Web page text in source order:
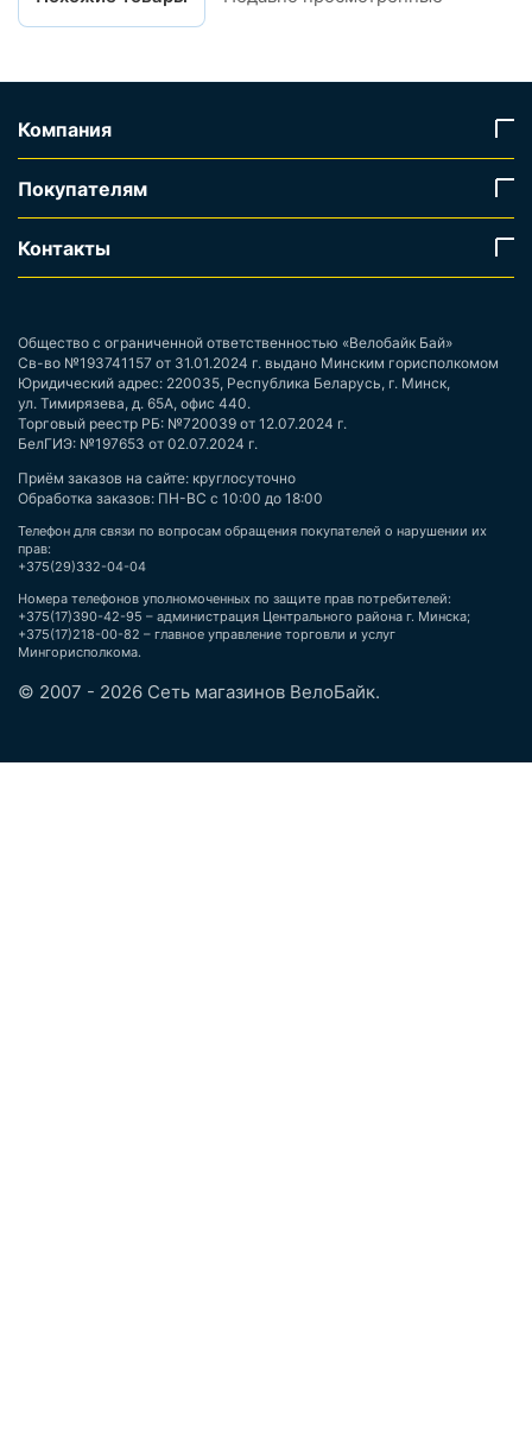
Компания
Покупателям
Контакты
Общество с ограниченной ответственностью «Велобайк Бай»
Св-во №193741157 от 31.01.2024 г. выдано Минским горисполкомом
Юридический адрес: 220035, Республика Беларусь, г. Минск,
ул. Тимирязева, д. 65А, офис 440.
Торговый реестр РБ: №720039 от 12.07.2024 г.
БелГИЭ: №197653 от 02.07.2024 г.
Приём заказов на сайте: круглосуточно
Обработка заказов: ПН-ВС с 10:00 до 18:00
Телефон для связи по вопросам обращения покупателей о нарушении их
прав:
+375(29)332-04-04
Номера телефонов уполномоченных по защите прав потребителей:
+375(17)390-42-95 – администрация Центрального района г. Минска;
+375(17)218-00-82 – главное управление торговли и услуг
Мингорисполкома.
© 2007 - 2026 Сеть магазинов ВелоБайк.